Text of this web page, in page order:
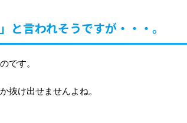
と言われそうですが・・・。
です。
抜け出せませんよね。